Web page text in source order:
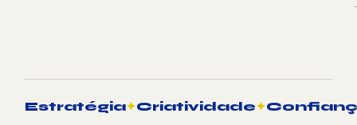
Estratégia✦Criatividade✦